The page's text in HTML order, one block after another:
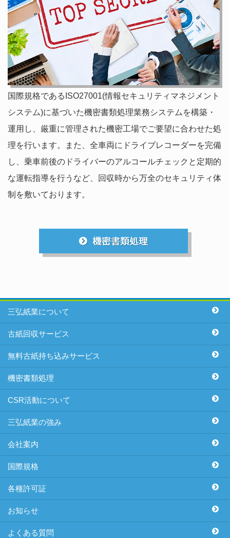
国際規格であるISO27001(情報セキュリティマネジメント
システム)に基づいた機密書類処理業務システムを構築・
運用し、厳重に管理された機密工場でご要望に合わせた処
理を行います。また、全車両にドライブレコーダーを完備
し、乗車前後のドライバーのアルコールチェックと定期的
な運転指導を行うなど、回収時から万全のセキュリティ体
制を敷いております。
三弘紙業について
古紙回収サービス
無料古紙持ち込みサービス
機密書類処理
CSR活動について
三弘紙業の強み
会社案内
国際規格
各種許可証
お知らせ
よくある質問